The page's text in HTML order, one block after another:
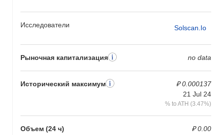
Исследователи Solscan.io
Рыночная капитализация no data
Исторический максимум
₽ 0.000137
21 Jul 24
% to ATH (3.47%)
Объем (24 ч) ₽ 0.00